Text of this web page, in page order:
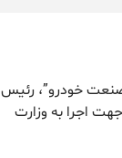
صنعت خودرو”، رئیس
اجرا به وزارت